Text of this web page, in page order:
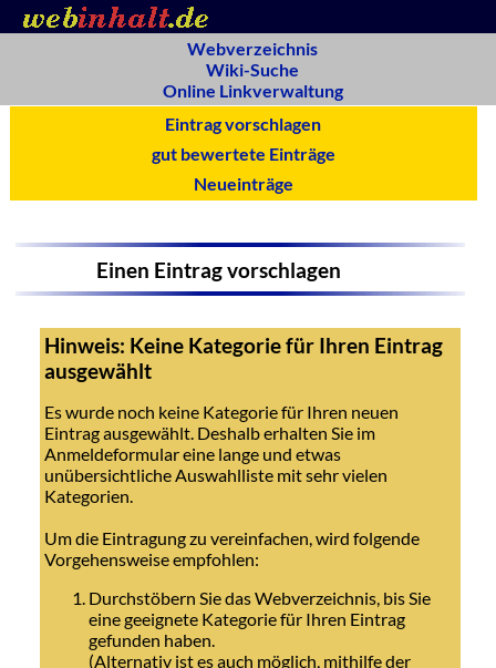
Webverzeichnis
Wiki-Suche
Online Linkverwaltung
Eintrag vorschlagen
gut bewertete Einträge
Neueinträge
Einen Eintrag vorschlagen
Hinweis: Keine Kategorie für Ihren Eintrag
ausgewählt
Es wurde noch keine Kategorie für Ihren neuen
Eintrag ausgewählt. Deshalb erhalten Sie im
Anmeldeformular eine lange und etwas
unübersichtliche Auswahlliste mit sehr vielen
Kategorien.
Um die Eintragung zu vereinfachen, wird folgende
Vorgehensweise empfohlen:
Durchstöbern Sie das Webverzeichnis, bis Sie
eine geeignete Kategorie für Ihren Eintrag
gefunden haben.
(Alternativ ist es auch möglich, mithilfe der